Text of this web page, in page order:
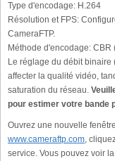
Type d'encodage: H.264
Résolution et FPS:
CameraFTP.
Méthode d'encodage: CBR
Le réglage du débit binaire
affecter la qualité vidéo,
saturation du réseau.
pour estimer votre bande
Ouvrez une nouvelle
www.cameraftp.com,
service. Vous pouvez voir